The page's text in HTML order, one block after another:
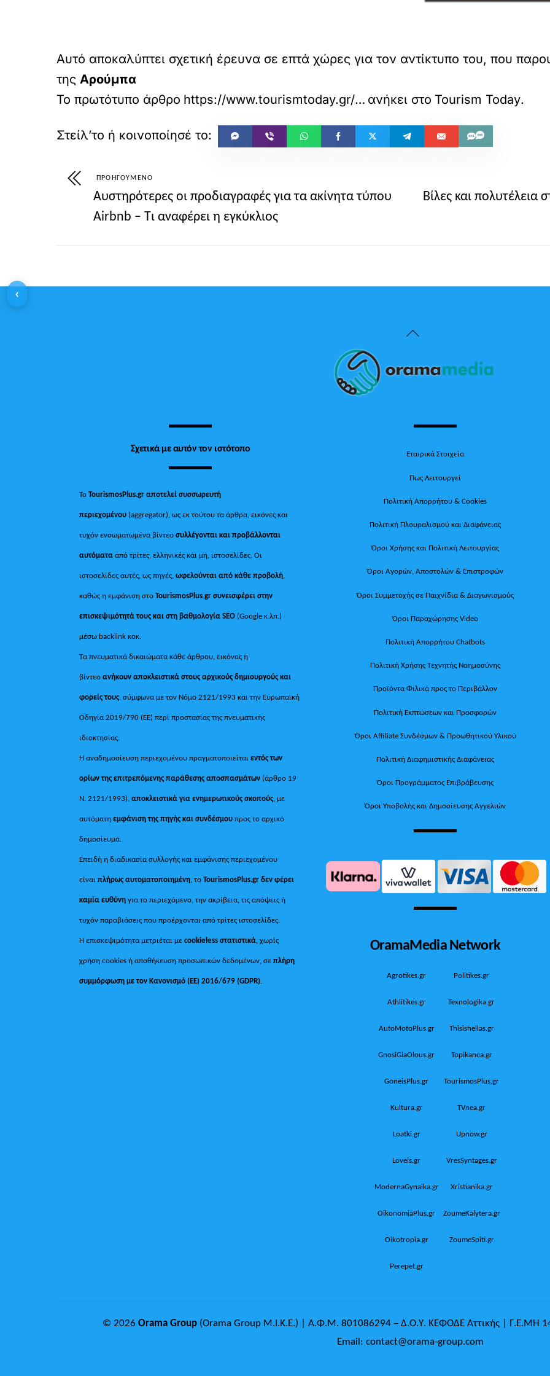
Αυτό αποκαλύπτει σχετική έρευνα σε επτά χώρες για τον αντίκτυπο του, που
της Αρούμπα
Το πρωτότυπο άρθρο
https://www.tourismtoday.gr/%CE%B3%CE%B9%CE%B1%CF%84%CE%AF-%CE%BF-%CF%85%CF%80%CE%B5%CF%8D%CE%B8%CF%85%CE%BD%CE%BF%CF%82-%CF%84%CE%BF%CF%85%CF%81%CE%B9%CF%83%CE%BC%CF%8C%CF%82-%CE%B5%CE%AF%CE%BD%CE%B1%CE%B9-%CE%B7-%CE%BD%CE%AD/ ανήκει στο Tourism Today.
ΠΡΟΗΓΟΎΜΕΝΟ
Αυστηρότερες οι προδιαγραφές για τα ακίνητα τύπου
Airbnb – Τι αναφέρει η εγκύκλιος
Βίλες και
Back
Top
Σχετικά με αυτόν τον ιστότοπο
ΤοTourismosPlus.gr αποτελεί συσσωρευτή
περιεχομένου (aggregator), ως εκ τούτου τα άρθρα, εικόνες και
τυχόν ενσωματωμένα βίντεοσυλλέγονται και προβάλλονται
αυτόματααπό τρίτες, ελληνικές και μη, ιστοσελίδες. Οι
ιστοσελίδες αυτές, ως πηγές,ωφελούνται από κάθε προβολή,
καθώς η εμφάνιση στοTourismosPlus.gr συνεισφέρει στην
επισκεψιμότητά τους και στη βαθμολογία SEO (Google κ.λπ.)
μέσω backlink κοκ.
Τα πνευματικά δικαιώματα κάθε άρθρου, εικόνας ή
βίντεοανήκουν αποκλειστικά στους αρχικούς δημιουργούς και
φορείς τους, σύμφωνα με τον Νόμο 2121/1993 και την Ευρωπαϊκή
Οδηγία 2019/790 (ΕΕ) περί προστασίας της πνευματικής
ιδιοκτησίας.
Η αναδημοσίευση περιεχομένου πραγματοποιείταιεντός των
ορίων της επιτρεπόμενης παράθεσης αποσπασμάτων (άρθρο 19
Ν. 2121/1993), αποκλειστικά για ενημερωτικούς σκοπούς, με
αυτόματηεμφάνιση της πηγής και συνδέσμου προς το αρχικό
δημοσίευμα.
Επειδή η διαδικασία συλλογής και εμφάνισης περιεχομένου
είναιπλήρως αυτοματοποιημένη, τοTourismosPlus.gr δεν φέρει
καμία ευθύνη για το περιεχόμενο, την ακρίβεια, τις απόψεις ή
τυχόν παραβιάσεις που προέρχονται από τρίτες ιστοσελίδες.
Η επισκεψιμότητα μετριέται μεcookieless στατιστικά, χωρίς
χρήση cookies ή αποθήκευση προσωπικών δεδομένων, σεπλήρη
συμμόρφωση με τον Κανονισμό (ΕΕ) 2016/679 (GDPR).
Εταιρικά Στοιχεία
Πως Λειτουργεί
Πολιτική Απορρήτου & Cookies
Πολιτική Πλουραλισμού και Διαφάνειας
Όροι Χρήσης και Πολιτική Λειτουργίας
Όροι Αγορών, Αποστολών & Επιστροφών
Όροι Συμμετοχής σε Παιχνίδια & Διαγωνισμούς
Όροι Παραχώρησης Video
Πολιτική Απορρήτου Chatbots
Πολιτική Χρήσης Τεχνητής Νοημοσύνης
Προϊόντα Φιλικά προς το Περιβάλλον
Πολιτική Εκπτώσεων και Προσφορών
Όροι Affiliate Συνδέσμων & Προωθητικού Υλικού
Πολιτική Διαφημιστικής Διαφάνειας
Όροι Προγράμματος Επιβράβευσης
Όροι Υποβολής και Δημοσίευσης Αγγελιών
OramaMedia Network
Agrotikes.gr Politikes.gr
Athlitikes.gr Texnologika.gr
AutoMotoPlus.gr Thisishellas.gr
GnosiGiaOlous.gr Topikanea.gr
GoneisPlus.gr TourismosPlus.gr
Kultura.gr TVnea.gr
Loatki.gr Upnow.gr
Loveis.gr VresSyntages.gr
ModernaGynaika.gr Xristianika.gr
OikonomiaPlus.gr ZoumeKalytera.gr
Oikotropia.gr ZoumeSpiti.gr
Perepet.gr
© 2026 Orama Group(Orama Group Μ.Ι.Κ.Ε.) | Α.Φ.Μ. 801086294 – Δ.Ο.Υ. ΚΕΦΟΔΕ Αττικής | Γ.Ε.ΜΗ
Email: contact@orama-group.com
‹